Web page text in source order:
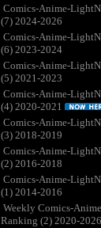
Comics-Anime-
(7) 2024-2026
Comics-Anime-
(6) 2023-2024
Comics-Anime-
(5) 2021-2023
Comics-Anime-
(4) 2020-2021
Comics-Anime-
(3) 2018-2019
Comics-Anime-
(2) 2016-2018
Comics-Anime-
(1) 2014-2016
Weekly Comics-
Ranking (2) 2020-2026